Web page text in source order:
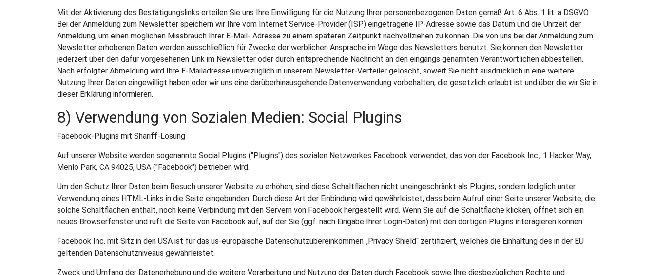
Mit der Aktivierung des Bestätigungslinks erteilen Sie uns Ihre Einwilligung für die Nutzung Ihrer personenbezogenen Daten gemäß Art. 6 Abs. 1 lit. a DSGVO.
Bei der Anmeldung zum Newsletter speichern wir Ihre vom Internet Service-Provider (ISP) eingetragene IP-Adresse sowie das Datum und die Uhrzeit der
Anmeldung, um einen möglichen Missbrauch Ihrer E-Mail- Adresse zu einem späteren Zeitpunkt nachvollziehen zu können. Die von uns bei der Anmeldung zum
Newsletter erhobenen Daten werden ausschließlich für Zwecke der werblichen Ansprache im Wege des Newsletters benutzt. Sie können den Newsletter
jederzeit über den dafür vorgesehenen Link im Newsletter oder durch entsprechende Nachricht an den eingangs genannten Verantwortlichen abbestellen.
Nach erfolgter Abmeldung wird Ihre E-Mailadresse unverzüglich in unserem Newsletter-Verteiler gelöscht, soweit Sie nicht ausdrücklich in eine weitere
Nutzung Ihrer Daten eingewilligt haben oder wir uns eine darüberhinausgehende Datenverwendung vorbehalten, die gesetzlich erlaubt ist und über die wir Sie in
dieser Erklärung informieren.
8) Verwendung von Sozialen Medien: Social Plugins
Facebook-Plugins mit Shariff-Lösung
Auf unserer Website werden sogenannte Social Plugins ("Plugins") des sozialen Netzwerkes Facebook verwendet, das von der Facebook Inc., 1 Hacker Way,
Menlo Park, CA 94025, USA ("Facebook") betrieben wird.
Um den Schutz Ihrer Daten beim Besuch unserer Website zu erhöhen, sind diese Schaltflächen nicht uneingeschränkt als Plugins, sondern lediglich unter
Verwendung eines HTML-Links in die Seite eingebunden. Durch diese Art der Einbindung wird gewährleistet, dass beim Aufruf einer Seite unserer Website, die
solche Schaltflächen enthält, noch keine Verbindung mit den Servern von Facebook hergestellt wird. Wenn Sie auf die Schaltfläche klicken, öffnet sich ein
neues Browserfenster und ruft die Seite von Facebook auf, auf der Sie (ggf. nach Eingabe Ihrer Login-Daten) mit den dortigen Plugins interagieren können.
Facebook Inc. mit Sitz in den USA ist für das us-europäische Datenschutzübereinkommen „Privacy Shield“ zertifiziert, welches die Einhaltung des in der EU
geltenden Datenschutzniveaus gewährleistet.
Zweck und Umfang der Datenerhebung und die weitere Verarbeitung und Nutzung der Daten durch Facebook sowie Ihre diesbezüglichen Rechte und